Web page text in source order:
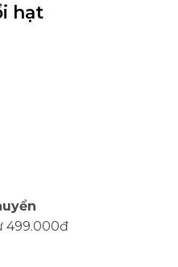
hạt
499.000đ